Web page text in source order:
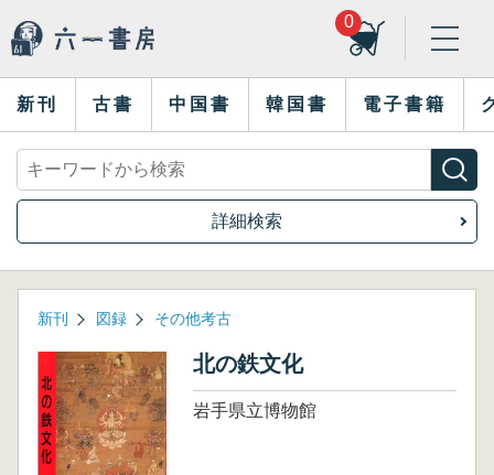
0
新刊 古書 中国書 韓国書 電子書籍
詳細検索
新刊 図録 その他考古
北の鉄文化
岩手県立博物館